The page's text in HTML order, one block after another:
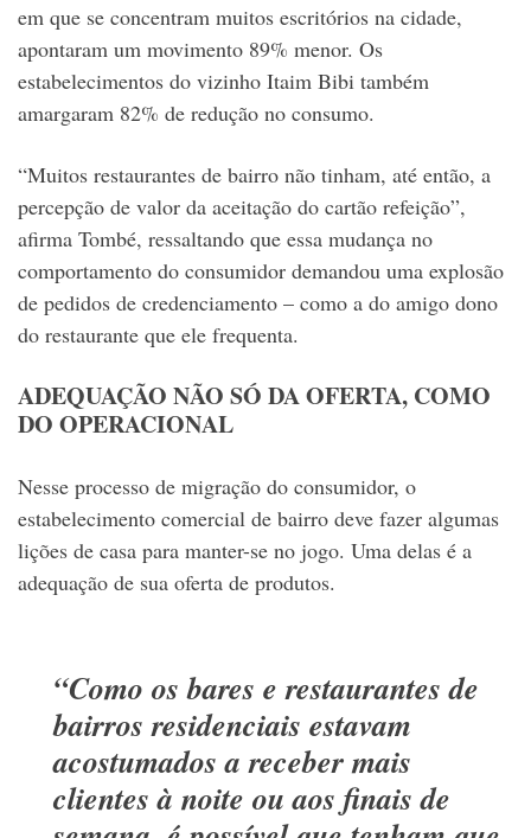
em que se concentram muitos escritórios na cidade,
apontaram um movimento 89% menor. Os
estabelecimentos do vizinho Itaim Bibi também
amargaram 82% de redução no consumo.
“Muitos restaurantes de bairro não tinham, até então, a
percepção de valor da aceitação do cartão refeição”,
afirma Tombé, ressaltando que essa mudança no
comportamento do consumidor demandou uma explosão
de pedidos de credenciamento – como a do amigo dono
do restaurante que ele frequenta.
ADEQUAÇÃO NÃO SÓ DA OFERTA, COMO
DO OPERACIONAL
Nesse processo de migração do consumidor, o
estabelecimento comercial de bairro deve fazer algumas
lições de casa para manter-se no jogo. Uma delas é a
adequação de sua oferta de produtos.
“Como os bares e restaurantes de
bairros residenciais estavam
acostumados a receber mais
clientes à noite ou aos finais de